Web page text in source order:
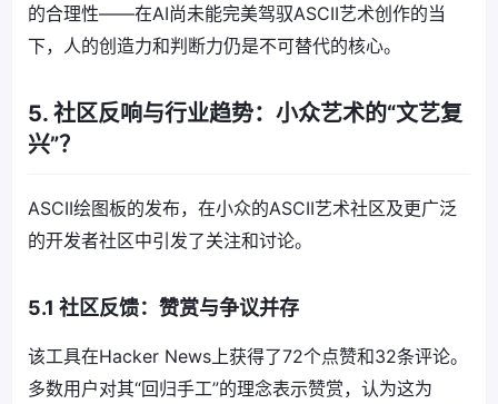
的合理性——在AI尚未能完美驾驭ASCII艺术创作的当
下，人的创造力和判断力仍是不可替代的核心。
5. 社区反响与行业趋势：小众艺术的“文艺复
兴”？
ASCII绘图板的发布，在小众的ASCII艺术社区及更广泛
的开发者社区中引发了关注和讨论。
5.1 社区反馈：赞赏与争议并存
该工具在Hacker News上获得了72个点赞和32条评论。
多数用户对其“回归手工”的理念表示赞赏，认为这为